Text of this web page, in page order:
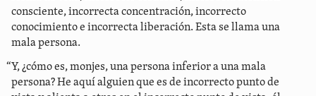
consciente, incorrecta concentración, incorrecto
conocimiento e incorrecta liberación. Esta se llama una
mala persona.
“Y, ¿cómo es, monjes, una persona inferior a una mala
persona? He aquí alguien que es de incorrecto punto de